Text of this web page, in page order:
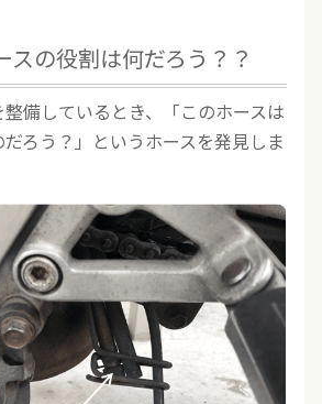
スの役割は何だろう？？
備しているとき、「このホースは
ろう？」というホースを発見しま